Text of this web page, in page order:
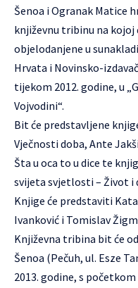
Šenoa i Ogranak Matice
književnu tribinu na
objelodanjene u
Hrvata i Novinsko-
tijekom 2012. godine, u
Vojvodini“.
Bit će predstavljene
Vječnosti doba, Ante
Šta u oca to u dice te
svijeta svjetlosti – Život i
Knjige će predstaviti
Ivanković i Tomislav
Književna tribina bit će
Šenoa (Pečuh, ul. Esze
2013. godine, s početkom